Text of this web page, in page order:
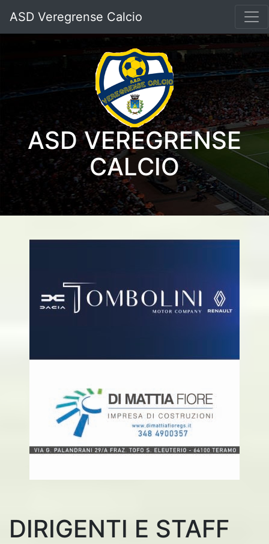
ASD Veregrense Calcio
ASD VEREGRENSE
CALCIO
DIRIGENTI E STAFF